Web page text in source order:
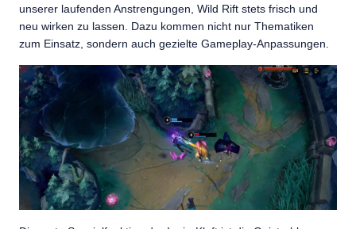
unserer laufenden Anstrengungen, Wild Rift stets frisch und
neu wirken zu lassen. Dazu kommen nicht nur Thematiken
zum Einsatz, sondern auch gezielte Gameplay-Anpassungen.